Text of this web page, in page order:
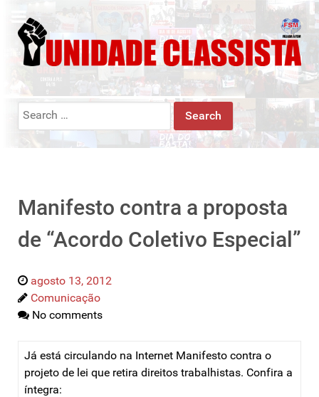
Search
Manifesto contra a proposta
de “Acordo Coletivo Especial”
agosto 13, 2012
Comunicação
No comments
Já está circulando na Internet Manifesto contra o
projeto de lei que retira direitos trabalhistas. Confira a
íntegra: